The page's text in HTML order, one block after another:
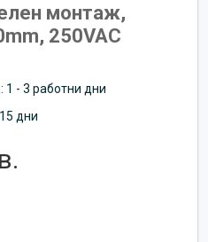
монтаж,
250VAC
1 - 3 работни дни
дни